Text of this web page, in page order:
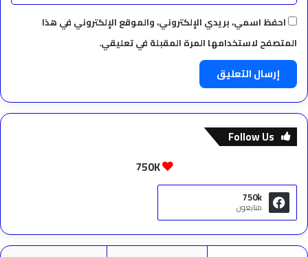
احفظ اسمي، بريدي الإلكتروني، والموقع الإلكتروني في هذا
المتصفح لاستخدامها المرة المقبلة في تعليقي.
Follow Us
750K
750k
متابعون